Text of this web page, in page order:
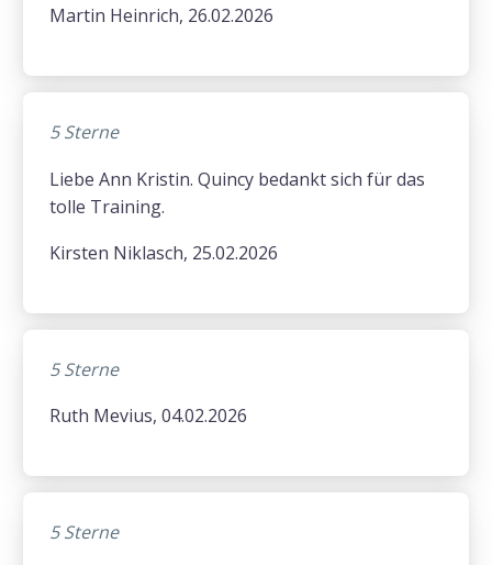
Martin Heinrich, 26.02.2026
5 Sterne
Liebe Ann Kristin. Quincy bedankt sich für das
tolle Training.
Kirsten Niklasch, 25.02.2026
5 Sterne
Ruth Mevius, 04.02.2026
5 Sterne